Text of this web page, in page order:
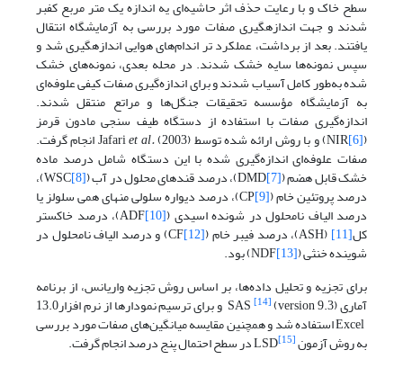
سطح خاک و با رعایت حذف اثر حاشیه‌ای یه اندازه یک متر مربع کف­بر
شدند و جهت اندازه­گیری صفات مورد بررسی به آزمایشگاه انتقال
یافتند. بعد از برداشت، عملکرد تر اندام‌های هوایی اندازه­گیری شد و
سپس نمونه‌ها سایه خشک شدند. در محله بعدی، نمونه‌های خشک
شده به‌طور کامل آسیاب شدند و برای اندازه‌گیری صفات کیفی علوفه‌ای
به آزمایشگاه مؤسسه تحقیقات جنگل‌ها و مراتع منتقل شدند.
اندازه‌گیری صفات با استفاده از دستگاه طیف سنجی مادون قرمز
(
[6] NIR) و با روش ارائه شده توسط Jafari et al. (2003) انجام گرفت.
صفات علوفه‌ای اندازه‌گیری شده با این دستگاه شامل درصد ماده
خشک قابل هضم (DMD[7] )، درصد قندهای محلول در آب (WSC[8] )،
درصد پروتئین خام ([9] CP)، درصد دیواره سلولی منهای همی سلولز یا
درصد الیاف نامحلول در شونده اسیدی (ADF[10] )، درصد خاکستر
کل[11] (ASH)، درصد فیبر خام (CF [12] ) و درصد الیاف نامحلول در
شوینده خنثی (NDF[13]
) بود.
برای تجزیه‌ و تحلیل داده‌ها، بر اساس روش تجزیه واریانس، از برنامه
آماری (version 9.3) SAS [14] و برای ترسیم نمودارها از نرم افزار13.0
Excel استفاده شد و همچنین مقایسه میانگین‌های صفات مورد بررسی
به روش آزمون LSD[15] در سطح احتمال پنج درصد انجام گرفت.